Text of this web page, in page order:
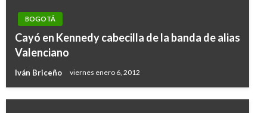
BOGOTÁ
Cayó en Kennedy cabecilla de la banda de alias
Valenciano
Iván Briceño viernes enero 6, 2012